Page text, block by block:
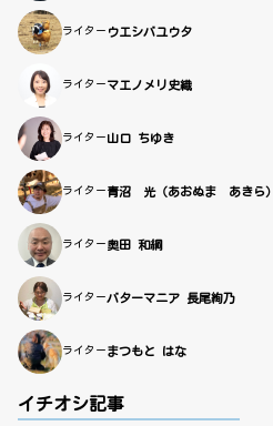
ライター ウエシバユウタ
ライター マエノメリ史織
ライター 山口 ちゆき
ライター 青沼 光（あおぬま あきら）
ライター 奥田 和綱
ライター バターマニア 長尾絢乃
ライター まつもと はな
イチオシ記事